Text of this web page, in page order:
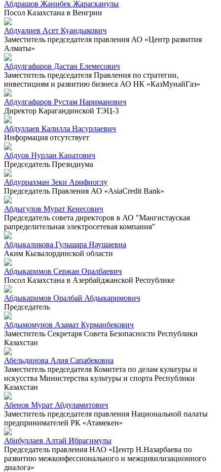
Абдрашов Жанибек Жарасканулы
Посол Казахстана в Венгрии
Абдуалиев Асет Куандыкович
Заместитель председателя правления АО «Центр развития
Алматы»
Абдулгафаров Дастан Елемесович
Заместитель председателя Правления по стратегии,
инвестициям и развитию бизнеса АО НК «КазМунайГаз»
Абдулгафаров Рустам Нариманович
Директор Карагандинской ТЭЦ-3
Абдуллаев Калилла Насурлаевич
Информация отсутствует
Абдуов Нурлан Канатович
Председатель Президиума
Абдуррахман Зеки Арифиоглу
Председатель Правления АО «AsiaCredit Bank»
Абдыгулов Мурат Кенесович
Председатель совета директоров в АО "Мангистауская
рапределительная электросетевая компания"
Абдыкаликова Гульшара Наушаевна
Аким Кызылординской области
Абдыкаримов Сержан Оралбаевич
Посол Казахстана в Азербайджанской Республике
Абдыкаримов Оралбай Абдыкаримович
Председатель
Абдымомунов Азамат Курманбекович
Заместитель Секретаря Совета Безопасности Республики
Казахстан
Абельдинова Алия Сапабековна
Заместитель председателя Комитета по делам культуры и
искусства Министерства культуры и спорта Республики
Казахстан
Абенов Мурат Абдуламитович
Заместитель председателя правления Национальной палаты
предпринимателей РК «Атамекен»
Абибуллаев Алтай Ибрагимулы
Председатель правления НАО «Центр Н.Назарбаева по
развитию межконфессионального и межцивилизационного
диалога»